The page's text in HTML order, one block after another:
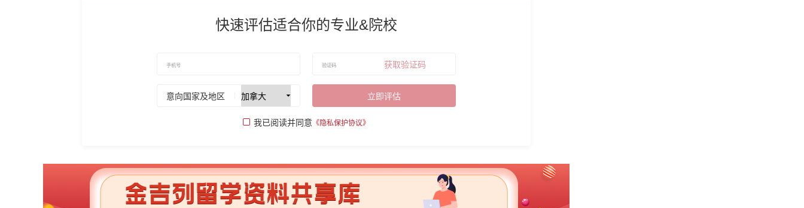
快速评估适合你的专业&院校
获取验证码
意向国家及地区 立即评估
我已阅读并同意 《隐私保护协议》